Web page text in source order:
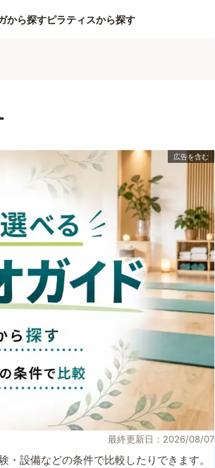
から探すピラティスから探す
最終更新日：2026/08/07
設備などの条件で比較したりできます。